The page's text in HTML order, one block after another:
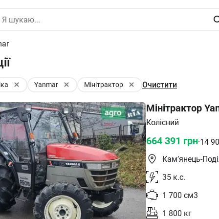
Yanmar Мінітрактор Очистити
Мінітрактор
Колісний
664 391 грн·14
Кам’янець-
35 к.с.
1 700 см3
1 800 кг